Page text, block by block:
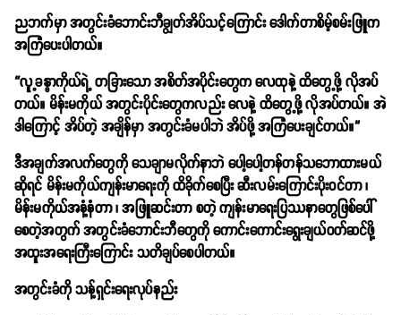
ညဘက်မှာ အတွင်းခံဘောင်းဘီချွတ်အိပ်သင့်ကြောင်း ဒေါက်တာစိမ့်စမ်းဖြူက
အကြံပေးပါတယ်။
“လူ့ခန္ဓာကိုယ်ရဲ့ တခြားသော အစိတ်အပိုင်းတွေက လေထုနဲ့ ထိတွေ့ဖို့ လိုအပ်
တယ်။ မိန်းမကိုယ် အတွင်းပိုင်းတွေကလည်း လေနဲ့ ထိတွေ့ဖို့ လိုအပ်တယ်။ အဲ
ဒါကြောင့် အိပ်တဲ့ အချိန်မှာ အတွင်းခံမပါဘဲ အိပ်ဖို့ အကြံပေးချင်တယ်။”
ဒီအချက်အလက်တွေကို သေချာမလိုက်နာဘဲ ပေါ့ပေါ့တန်တန်သဘောထားမယ်
ဆိုရင် မိန်းမကိုယ်ကျန်းမာရေးကို ထိခိုက်စေပြီး ဆီးလမ်းကြောင်းပိုးဝင်တာ ၊
မိန်းမကိုယ်အနံ့နံတာ ၊ အဖြူဆင်းတာ စတဲ့ ကျန်းမာရေးပြဿနာတွေဖြစ်ပေါ်
စေတဲ့အတွက် အတွင်းခံဘောင်းဘီတွေကို ကောင်းကောင်းရွေးချယ်ဝတ်ဆင်ဖို့
အထူးအ‌ရေးကြီးကြောင်း သတိချပ်စေပါတယ်။
အတွင်းခံကို သန့်ရှင်းရေးလုပ်နည်း